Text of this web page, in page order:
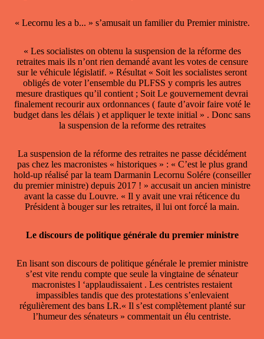
« Lecornu les a b... » s’amusait un familier du Premier ministre.
« Les socialistes on obtenu la suspension de la réforme des
retraites mais ils n’ont rien demandé avant les votes de censure
sur le véhicule législatif. » Résultat « Soit les socialistes seront
obligés de voter l’ensemble du PLFSS y compris les autres
mesure drastiques qu’il contient ; Soit Le gouvernement devrai
finalement recourir aux ordonnances ( faute d’avoir faire voté le
budget dans les délais ) et appliquer le texte initial » . Donc sans
la suspension de la reforme des retraites
La suspension de la réforme des retraites ne passe décidément
pas chez les macronistes « historiques » : « C’est le plus grand
hold-up réalisé par la team Darmanin Lecornu Solére (conseiller
du premier ministre) depuis 2017 ! » accusait un ancien ministre
avant la casse du Louvre. « Il y avait une vrai réticence du
Président à bouger sur les retraites, il lui ont forcé la main.
Le discours de politique générale du premier ministre
En lisant son discours de politique générale le premier ministre
s’est vite rendu compte que seule la vingtaine de sénateur
macronistes l ‘applaudissaient . Les centristes restaient
impassibles tandis que des protestations s’enlevaient
régulièrement des bans LR.« Il s’est complètement planté sur
l’humeur des sénateurs » commentait un élu centriste.